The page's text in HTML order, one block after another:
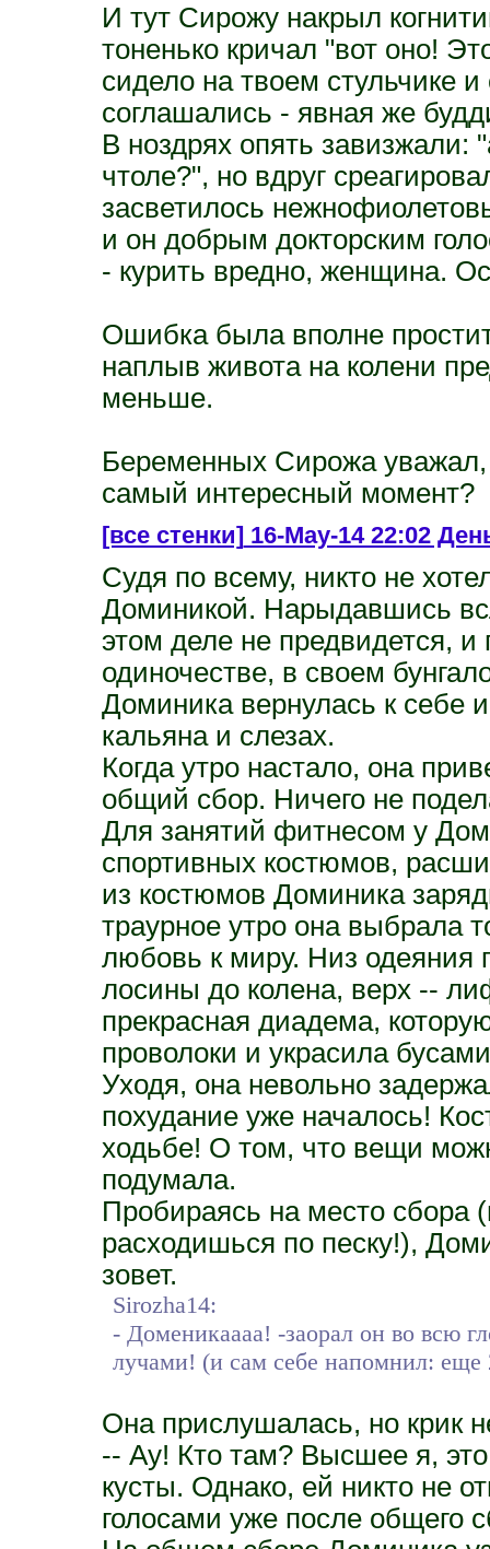
И тут Сирожу накрыл
тоненько кричал "вот оно!
сидело на твоем стульчике
соглашались - явная же
В ноздрях опять
чтоле?", но вдруг
засветилось
и он добрым докторским
- курить вредно, женщина.
Ошибка была вполне
наплыв живота на колени
меньше.
Беременных Сирожа уважал,
самый интересный момент?
[все стенки]16-May-14 22:02
Судя по всему, никто не
Доминикой. Нарыдавшись
этом деле не предвидется,
одиночестве, в своем
Доминика вернулась к себе
кальяна и слезах.
Когда утро настало, она
общий сбор. Ничего не
Для занятий фитнесом у
спортивных костюмов,
из костюмов Доминика
траурное утро она выбрала
любовь к миру. Низ одеяния
лосины до колена, верх --
прекрасная диадема,
проволоки и украсила
Уходя, она невольно
похудание уже началось!
ходьбе! О том, что вещи
подумала.
Пробираясь на место сбора
расходишься по песку!),
зовет.
Sirozha14:
- Доменикаааа! -заорал он во всю
лучами! (и сам себе напомнил: еще
Она прислушалась, но крик
-- Ау! Кто там? Высшее я,
кусты. Однако, ей никто не
голосами уже после общего